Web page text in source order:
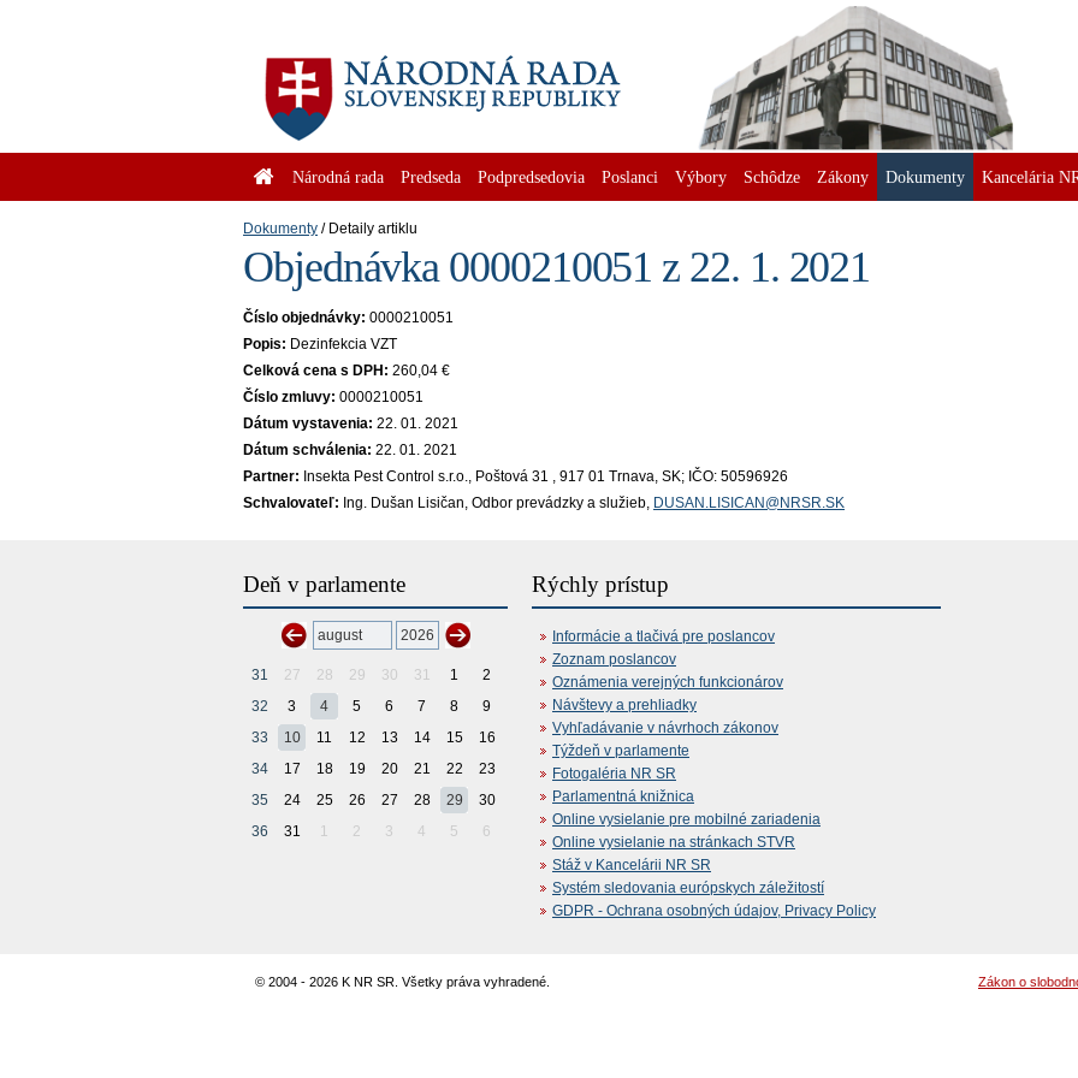
Národná rada Predseda Podpredsedovia Poslanci Výbory Schôdze Zákony Dokumenty Kancelária
Dokumenty Detaily artiklu
Objednávka 0000210051 z 22. 1. 2021
Číslo objednávky: 0000210051
Popis: Dezinfekcia VZT
Celková cena s DPH: 260,04 €
Číslo zmluvy: 0000210051
Dátum vystavenia: 22. 01. 2021
Dátum schválenia: 22. 01. 2021
Partner: Insekta Pest Control s.r.o., Poštová 31 , 917 01 Trnava, SK; IČO: 50596926
Schvalovateľ: Ing. Dušan Lisičan, Odbor prevádzky a služieb, DUSAN.LISICAN@NRSR.SK
Deň v parlamente
31 27 28 29 30 31 1
2
32
3 4 5 6 7 8
9
33
10 11 12 13 14 15
16
34
17 18 19 20 21 22
23
35
24 25 26 27 28 29
30
36
31 1 2 3 4 5 6
Rýchly prístup
Informácie a tlačivá pre poslancov
Zoznam poslancov
Oznámenia verejných funkcionárov
Návštevy a prehliadky
Vyhľadávanie v návrhoch zákonov
Týždeň v parlamente
Fotogaléria NR SR
Parlamentná knižnica
Online vysielanie pre mobilné zariadenia
Online vysielanie na stránkach STVR
Stáž v Kancelárii NR SR
Systém sledovania európskych záležitostí
GDPR - Ochrana osobných údajov, Privacy Policy
© 2004 - 2026 K NR SR. Všetky práva vyhradené. Zákon o